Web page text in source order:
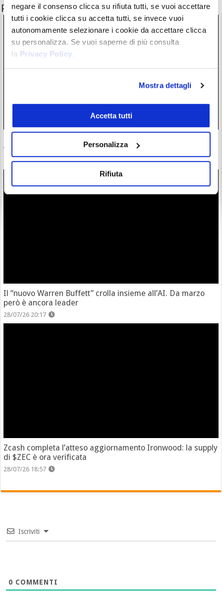
negare il consenso clicca su rifiuta tutti, se vuoi accettare
tutti i cookie clicca su accetta tutti, se invece vuoi
autonomamente selezionare i cookie da accettare clicca
su personalizza. Se vuoi saperne di più consulta
la Privacy Policy.
Mostra dettagli
Accetta tutti
Personalizza
Rifiuta
Potrebbe interessarti anche
vola in borsa
29/07/26 9:05
Il “nuovo Warren Buffett” crolla insieme all’AI. Da marzo
però è ancora leader
28/07/26 20:17
Zcash completa l’atteso aggiornamento Ironwood: la supply
di $ZEC è ora verificata
28/07/26 18:57
Iscriviti
0 COMMENTI